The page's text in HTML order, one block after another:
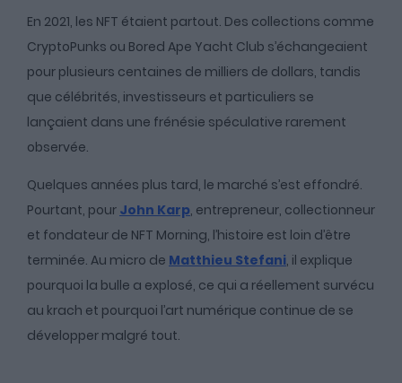
En 2021, les NFT étaient partout. Des collections comme
CryptoPunks ou Bored Ape Yacht Club s’échangeaient
pour plusieurs centaines de milliers de dollars, tandis
que célébrités, investisseurs et particuliers se
lançaient dans une frénésie spéculative rarement
observée.
Quelques années plus tard, le marché s’est effondré.
Pourtant, pour John Karp, entrepreneur, collectionneur
et fondateur de NFT Morning, l’histoire est loin d’être
terminée. Au micro de Matthieu Stefani, il explique
pourquoi la bulle a explosé, ce qui a réellement survécu
au krach et pourquoi l’art numérique continue de se
développer malgré tout.